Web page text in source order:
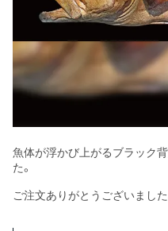
魚体が浮かび上がるブラック
た。
ご注文ありがとうございました